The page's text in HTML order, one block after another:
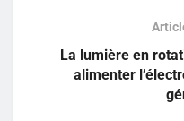
La lumière en
alimenter